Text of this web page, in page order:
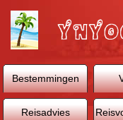
Bestemmingen
Reisadvies